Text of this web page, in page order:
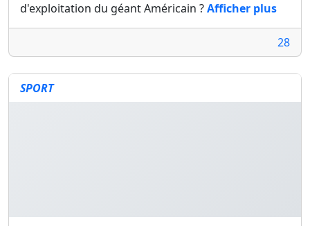
d'exploitation du géant Américain ?Afficher plus
28
SPORT